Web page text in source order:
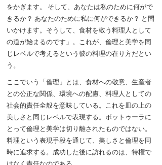
をかぎます。 そして、あなたは私のために何がで
きるか？ あなたのために私に何ができるか？ と問
いかけます。そうして、食材を敬う料理人として
の道が始まるのです」。これが、倫理と美学を同
じレベルで考えるという彼の料理の在り方だとい
う。
ここでいう「倫理」とは、食材への敬意、生産者
との公正な関係、環境への配慮、料理人としての
社会的責任全般を意味している。これを皿の上の
美しさと同じレベルで表現する。ボットゥーラに
とって倫理と美学は切り離されたものではない。
料理という表現手段を通じて、美しさと倫理を同
時に追求する。成功した後に訪れるのは、特権で